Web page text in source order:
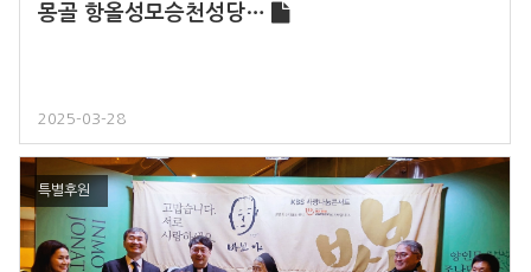
몽골 항올성모승천성당…
2025-03-28
특별후원